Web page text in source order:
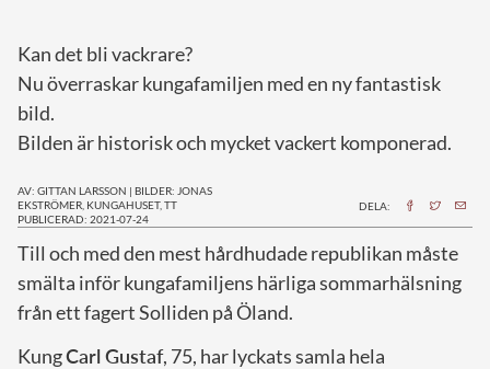
Kan det bli vackrare?
Nu överraskar kungafamiljen med en ny fantastisk
bild.
Bilden är historisk och mycket vackert komponerad.
AV: GITTAN LARSSON | BILDER: JONAS
EKSTRÖMER, KUNGAHUSET, TT
PUBLICERAD: 2021-07-24
DELA:
Till och med den mest hårdhudade republikan måste
smälta inför kungafamiljens härliga sommarhälsning
från ett fagert Solliden på Öland.
KungCarl Gustaf, 75, har lyckats samla hela